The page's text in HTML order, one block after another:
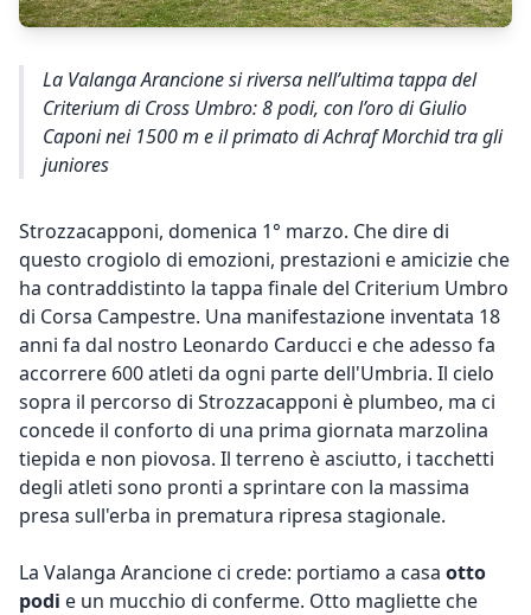
La Valanga Arancione si riversa nell’ultima tappa del
Criterium di Cross Umbro: 8 podi, con l’oro di Giulio
Caponi nei 1500 m e il primato di Achraf Morchid tra gli
juniores
Strozzacapponi, domenica 1° marzo. Che dire di
questo crogiolo di emozioni, prestazioni e amicizie che
ha contraddistinto la tappa finale del Criterium Umbro
di Corsa Campestre. Una manifestazione inventata 18
anni fa dal nostro Leonardo Carducci e che adesso fa
accorrere 600 atleti da ogni parte dell'Umbria. Il cielo
sopra il percorso di Strozzacapponi è plumbeo, ma ci
concede il conforto di una prima giornata marzolina
tiepida e non piovosa. Il terreno è asciutto, i tacchetti
degli atleti sono pronti a sprintare con la massima
presa sull'erba in prematura ripresa stagionale.
La Valanga Arancione ci crede: portiamo a casa otto
podi e un mucchio di conferme. Otto magliette che